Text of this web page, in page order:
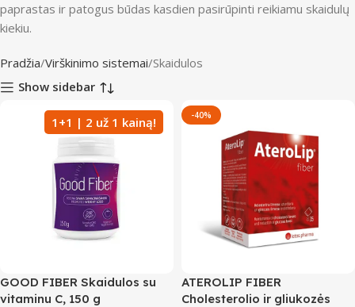
paprastas ir patogus būdas kasdien pasirūpinti reikiamu skaidulų
kiekiu.
Pradžia Virškinimo sistemai Skaidulos
Show sidebar
1+1 | 2 už 1 kainą!
GOOD FIBER Skaidulos su
vitaminu C, 150 g
-40%
ATEROLIP FIBER
Cholesterolio ir gliukozės